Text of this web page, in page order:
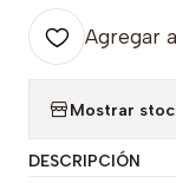
Agregar
Mostrar
DESCRIPCIÓN